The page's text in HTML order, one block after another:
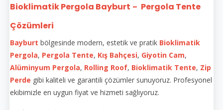
Bioklimatik Pergola Bayburt – Pergola Tente
Çözümleri
Bayburt bölgesinde modern, estetik ve pratik Bioklimatik
Pergola, Pergola Tente, Kış Bahçesi, Giyotin Cam,
Alüminyum Pergola, Rolling Roof, Bioklimatik Tente, Zip
Perde gibi kaliteli ve garantili çözümler sunuyoruz. Profesyonel
ekibimizle en uygun fiyat ve hizmeti sağlıyoruz.